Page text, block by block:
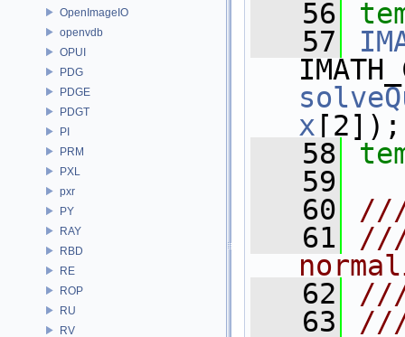
OpenImageIO
openvdb
OPUI
PDG
PDGE
PDGT
PI
PRM
PXL
pxr
PY
RAY
RBD
RE
ROP
RU
RV
   56
   57
x [2]);
   58
   59
   60
   61
///
   62
   63